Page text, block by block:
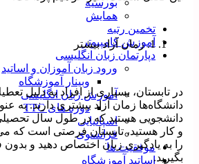
بورسیه
همایش
تخمین رتبه
آموزش کامپیوتر
دپارتمان زبان انگلیسی
ورود زبان آموزان و اساتید
وبینار آموزشگاه
آموزش زبان انگلیسی
دوره های TTC
اسپانیایی
فرانسوی
موفقیت ها
اساتید آموزشگاه
1. زمان آزاد بیشتر
در تابستان، بسیاری از افراد به دلیل
دانشگاه‌ها زمان آزاد بیشتری دارند. به
دانشجویی هستید که در طول سال
و کار هستید، تابستان فرصتی است که
را به یادگیری زبان اختصاص دهید و بدون
بگیرید.